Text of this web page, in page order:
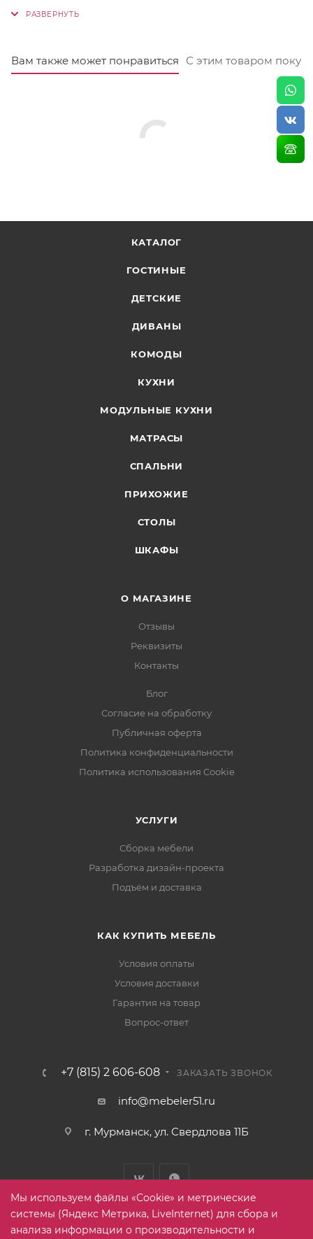
Вам также может понравиться С этим товаром
КАТАЛОГ
ГОСТИНЫЕ
ДЕТСКИЕ
ДИВАНЫ
КОМОДЫ
КУХНИ
МОДУЛЬНЫЕ КУХНИ
МАТРАСЫ
СПАЛЬНИ
ПРИХОЖИЕ
СТОЛЫ
ШКАФЫ
О МАГАЗИНЕ
Отзывы
Реквизиты
Контакты
Блог
Согласие на обработку
Публичная оферта
Политика конфиденциальности
Политика использования Cookie
УСЛУГИ
Сборка мебели
Разработка дизайн-проекта
Подъём и доставка
КАК КУПИТЬ МЕБЕЛЬ
Условия оплаты
Условия доставки
Гарантия на товар
Вопрос-ответ
+7 (815) 2 606-608 ЗАКАЗАТЬ ЗВОНОК
info@mebeler51.ru
г. Мурманск, ул. Свердлова 11Б
Мы используем файлы «Cookie» и метрические
системы (Яндекс Метрика, LiveInternet) для сбора и
анализа информации о производительности и